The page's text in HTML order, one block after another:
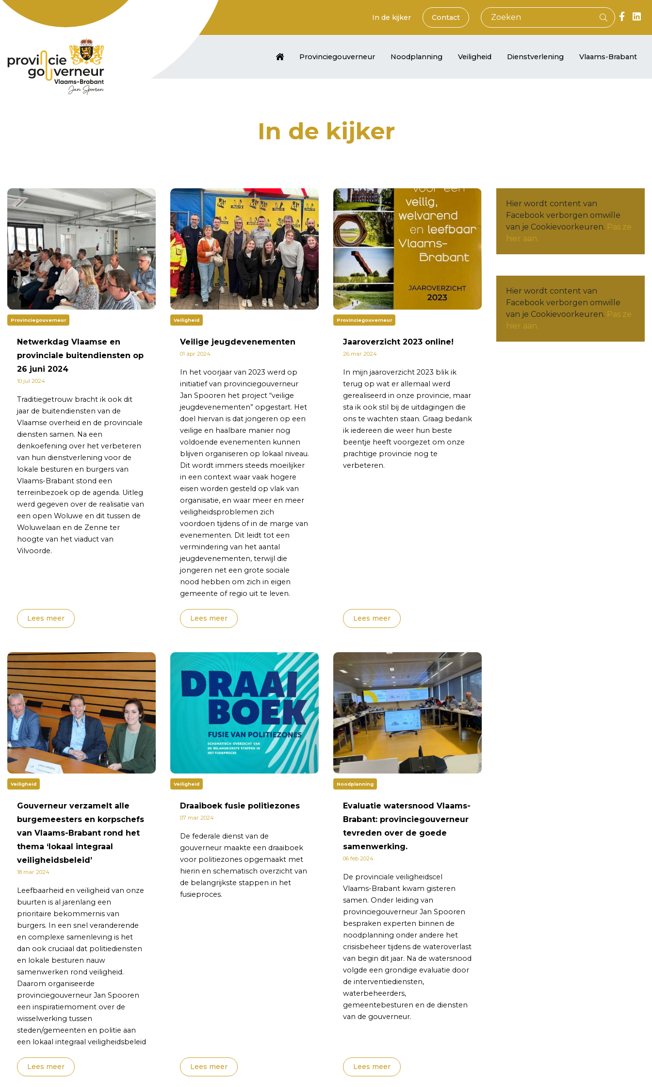
In de kijker Contact
Provinciegouverneur Noodplanning Veiligheid Dienstverlening Vlaams-Brabant
In de kijker
Provinciegouverneur
Netwerkdag Vlaamse en
provinciale buitendiensten op
26 juni 2024
10 jul 2024
Traditiegetrouw bracht ik ook dit
jaar de buitendiensten van de
Vlaamse overheid en de provinciale
diensten samen. Na een
denkoefening over het verbeteren
van hun dienstverlening voor de
lokale besturen en burgers van
Vlaams-Brabant stond een
terreinbezoek op de agenda. Uitleg
werd gegeven over de realisatie van
een open Woluwe en dit tussen de
Woluwelaan en de Zenne ter
hoogte van het viaduct van
Vilvoorde.
Lees meer
Veiligheid
Veilige jeugdevenementen
01 apr 2024
In het voorjaar van 2023 werd op
initiatief van provinciegouverneur
Jan Spooren het project “veilige
jeugdevenementen” opgestart. Het
doel hiervan is dat jongeren op een
veilige en haalbare manier nog
voldoende evenementen kunnen
blijven organiseren op lokaal niveau.
Dit wordt immers steeds moeilijker
in een context waar vaak hogere
eisen worden gesteld op vlak van
organisatie, en waar meer en meer
veiligheidsproblemen zich
voordoen tijdens of in de marge van
evenementen. Dit leidt tot een
vermindering van het aantal
jeugdevenementen, terwijl die
jongeren net een grote sociale
nood hebben om zich in eigen
gemeente of regio uit te leven.
Lees meer
Provinciegouverneur
Jaaroverzicht 2023 online!
26 mar 2024
In mijn jaaroverzicht 2023 blik ik
terug op wat er allemaal werd
gerealiseerd in onze provincie, maar
sta ik ook stil bij de uitdagingen die
ons te wachten staan. Graag bedank
ik iedereen die weer hun beste
beentje heeft voorgezet om onze
prachtige provincie nog te
verbeteren.
Lees meer
Veiligheid
Gouverneur verzamelt alle
burgemeesters en korpschefs
van Vlaams-Brabant rond het
thema ‘lokaal integraal
veiligheidsbeleid’
18 mar 2024
Leefbaarheid en veiligheid van onze
buurten is al jarenlang een
prioritaire bekommernis van
burgers. In een snel veranderende
en complexe samenleving is het
dan ook cruciaal dat politiediensten
en lokale besturen nauw
samenwerken rond veiligheid.
Daarom organiseerde
provinciegouverneur Jan Spooren
een inspiratiemoment over de
wisselwerking tussen
steden/gemeenten en politie aan
een lokaal integraal veiligheidsbeleid
Lees meer
Veiligheid
Draaiboek fusie politiezones
07 mar 2024
De federale dienst van de
gouverneur maakte een draaiboek
voor politiezones opgemaakt met
hierin en schematisch overzicht van
de belangrijkste stappen in het
fusieproces.
Lees meer
Noodplanning
Evaluatie watersnood Vlaams-
Brabant: provinciegouverneur
tevreden over de goede
samenwerking.
06 feb 2024
De provinciale veiligheidscel
Vlaams-Brabant kwam gisteren
samen. Onder leiding van
provinciegouverneur Jan Spooren
bespraken experten binnen de
noodplanning onder andere het
crisisbeheer tijdens de wateroverlast
van begin dit jaar. Na de watersnood
volgde een grondige evaluatie door
de interventiediensten,
waterbeheerders,
gemeentebesturen en de diensten
van de gouverneur.
Lees meer
Hier wordt content van
Facebook verborgen omwille
van je Cookievoorkeuren. Pas ze
hier aan.
Hier wordt content van
Facebook verborgen omwille
van je Cookievoorkeuren. Pas ze
hier aan.